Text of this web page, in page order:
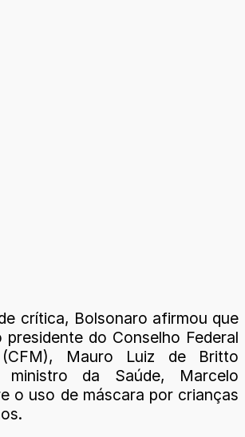
crítica, Bolsonaro afirmou que
do Conselho Federal
Mauro Luiz de Britto
da Saúde, Marcelo
o uso de máscara por crianças